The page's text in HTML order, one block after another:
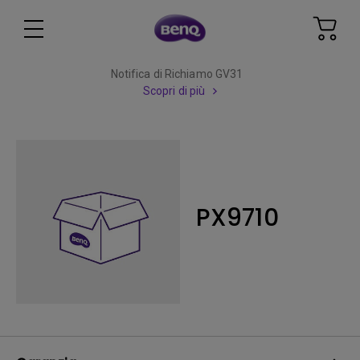
Notifica di Richiamo GV31
Scopri di più
PX9710